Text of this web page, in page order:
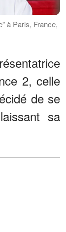
à Paris, France,
2, celle
de se
sa